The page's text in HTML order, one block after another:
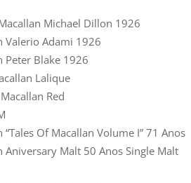
Michael Dillon 1926
Valerio Adami 1926
Peter Blake 1926
Lalique
Red
“Tales Of Macallan Volume I” 71 Anos
Aniversary Malt 50 Anos Single Malt